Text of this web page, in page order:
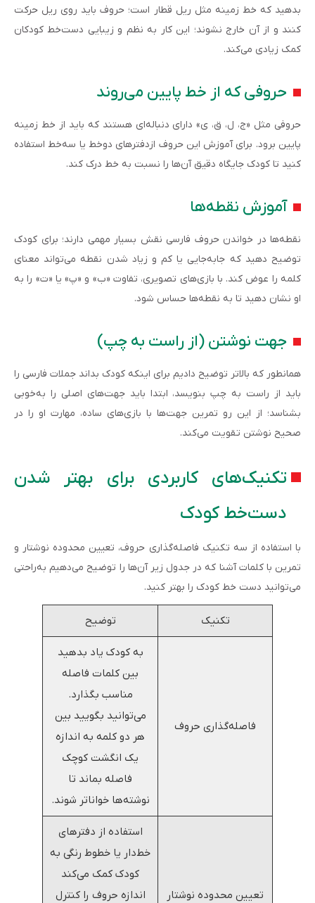
بدهید که خط زمینه مثل ریل قطار است؛ حروف باید روی ریل حرکت
کنند و از آن خارج نشوند؛ این کار به نظم و زیبایی دست‌خط کودکان
کمک زیادی می‌کند.
حروفی که از خط پایین می‌روند
حروفی مثل «ج، ل، ق، ی» دارای دنباله‌ای هستند که باید از خط زمینه
پایین برود. برای آموزش این حروف ازدفترهای دوخط یا سه‌خط استفاده
کنید تا کودک جایگاه دقیق آن‌ها را نسبت به خط درک کند.
آموزش نقطه‌ها
نقطه‌ها در خواندن حروف فارسی نقش بسیار مهمی دارند؛ برای کودک
توضیح دهید که جابه‌جایی یا کم و زیاد شدن نقطه می‌تواند معنای
کلمه را عوض کند. با بازی‌های تصویری، تفاوت «ب» و «پ» یا «ت» را به
او نشان دهید تا به نقطه‌ها حساس شود.
جهت نوشتن (از راست به چپ)
همانطور که بالاتر توضیح دادیم برای اینکه کودک بداند جملات فارسی را
باید از راست به چپ بنویسد، ابتدا باید جهت‌های اصلی را به‌خوبی
بشناسد؛ از این رو تمرین جهت‌ها با بازی‌های ساده، مهارت او را در
صحیح نوشتن تقویت می‌کند.
تکنیک‌های کاربردی برای بهتر شدن
دست‌خط کودک
با استفاده از سه تکنیک فاصله‌گذاری حروف، تعیین محدوده نوشتار و
تمرین با کلمات آشنا که در جدول زیر آن‌ها را توضیح می‌دهیم به‌راحتی
می‌توانید دست خط کودک را بهتر کنید.
تکنیک توضیح
فاصله‌گذاری حروف
به کودک یاد بدهید
بین کلمات فاصله
مناسب بگذارد.
می‌توانید بگویید بین
هر دو کلمه به اندازه
یک انگشت کوچک
فاصله بماند تا
نوشته‌ها خواناتر شوند.
تعیین محدوده نوشتار
استفاده از دفترهای
خط‌دار یا خطوط رنگی به
کودک کمک می‌کند
اندازه حروف را کنترل